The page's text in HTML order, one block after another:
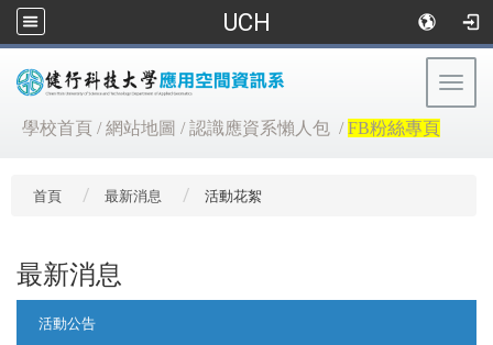
UCH
學校首頁 /網站地圖 /認識應資系懶人包 /FB粉絲專頁
首頁 最新消息 活動花絮
最新消息
活動公告